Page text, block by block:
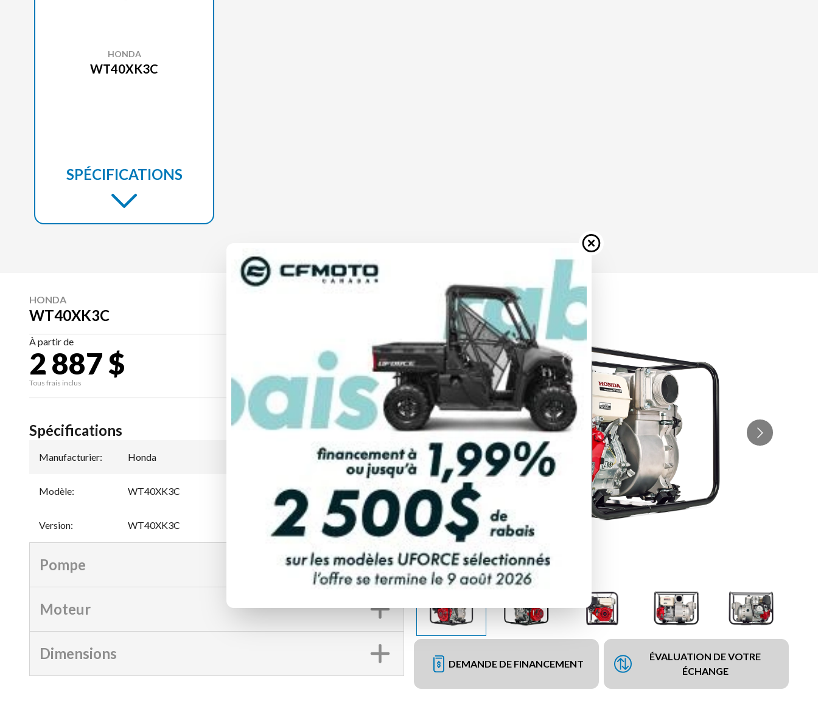
HONDA
WT40XK3C
SPÉCIFICATIONS
HONDA
WT40XK3C
À partir de
2 887 $
Tous frais inclus
CALCULATRICE DE PAIEMENT
DEMANDE DE FINANCEMENT
ÉVALUATION DE VOTRE
ÉCHANGE
Spécifications
Manufacturier: Honda
Modèle: WT40XK3C
Version: WT40XK3C
Pompe
Moteur
Dimensions